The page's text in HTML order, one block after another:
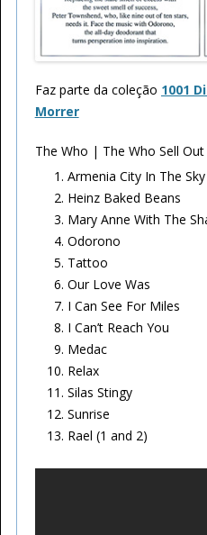
Faz parte da coleção 1001
Morrer
The Who | The Who Sell Out
Armenia City In The Sky
Heinz Baked Beans
Mary Anne With The
Odorono
Tattoo
Our Love Was
I Can See For Miles
I Can’t Reach You
Medac
Relax
Silas Stingy
Sunrise
Rael (1 and 2)